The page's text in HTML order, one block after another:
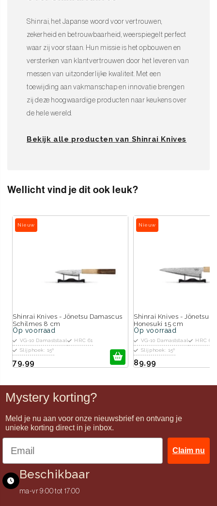
Shinrai, het Japanse woord voor vertrouwen,
zekerheid en betrouwbaarheid, weerspiegelt perfect
waar zij voor staan. Hun missie is het opbouwen en
versterken van klantvertrouwen door het leveren van
messen van uitzonderlijke kwaliteit. Met een
toewijding aan vakmanschap en innovatie brengen
zij deze hoogwaardige producten naar keukens over
de hele wereld.
Bekijk alle producten van Shinrai Knives
Wellicht vind je dit ook leuk?
Nieuw
Shinrai Knives - Jōnetsu Damascus
Schilmes 8 cm
Op voorraad
VG-10 Damaststaal
HRC 61
Slijphoek: 15º
79,99
Nieuw
Shinrai Knives - Jōnetsu
Honesuki 15 cm
Op voorraad
VG-10 Damaststaal
HRC 61
Slijphoek: 15º
89,99
Mystery korting?
Meld je nu aan voor onze nieuwsbrief en ontvang je
unieke korting direct in je inbox.
Claim nu
Beschikbaar
ma-vr 9:00 tot 17:00